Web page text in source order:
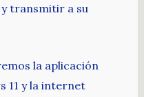
transmitir a su
la aplicación
11 y la internet